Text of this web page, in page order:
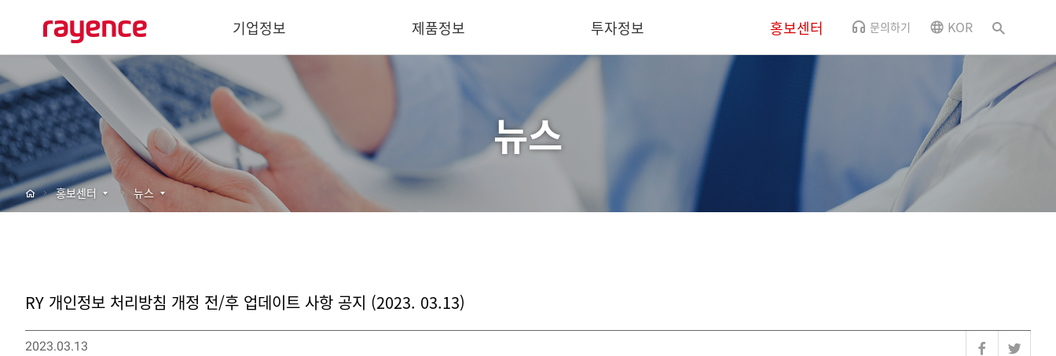
기업정보
기업개요
경영이념
사회공헌
주요연혁
글로벌 네트워크
제품정보
덴탈용
동물용
투자정보 홍보센터
뉴스
오시는 길
문의하기 KOR
뉴스
홍보센터 뉴스
RY 개인정보 처리방침 개정 전/후 업데이트 사항 공지 (2023. 03.13)
2023.03.13